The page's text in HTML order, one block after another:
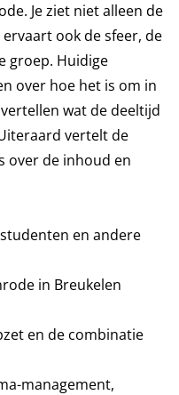
Je ziet niet alleen de
ook de sfeer, de
groep. Huidige
over hoe het is om in
wat de deeltijd
vertelt de
over de inhoud en
en andere
in Breukelen
en de combinatie
management,